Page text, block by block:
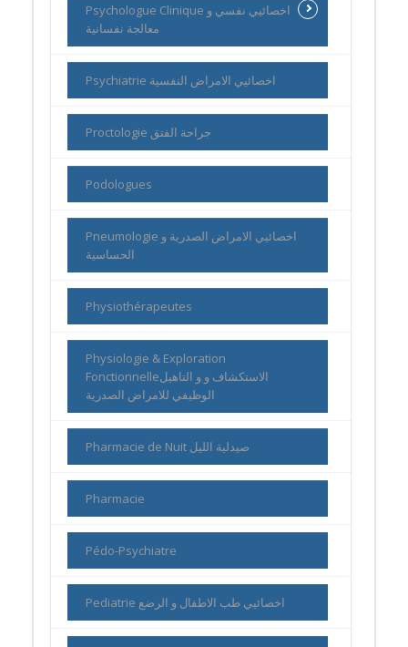
Psychologue Clinique اخصائيي نفسي و
معالجة نفسانية
Psychiatrie اخصائيي الامراض النفسية
Proctologie جراحة الفتق
Podologues
Pneumologie اخصائيي الامراض الصدرية و
الحساسية
Physiothérapeutes
Physiologie & Exploration
Fonctionnelleالاستكشاف و و التاهيل
الوظيفي للامراض الصدرية
Pharmacie de Nuit صيدلية الليل
Pharmacie
Pédo-Psychiatre
Pediatrie اخصائيي طب الاطفال و الرضع